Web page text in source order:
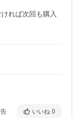
れば次回も購入
いいね 0